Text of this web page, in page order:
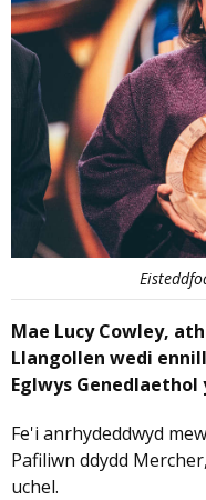
Mae Lucy Cowley,
Llangollen wedi
Eglwys Genedlaethol
Fe'i anrhydeddwyd
Pafiliwn ddydd
uchel.